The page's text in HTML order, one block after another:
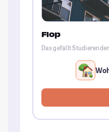
Flop
Das gefällt